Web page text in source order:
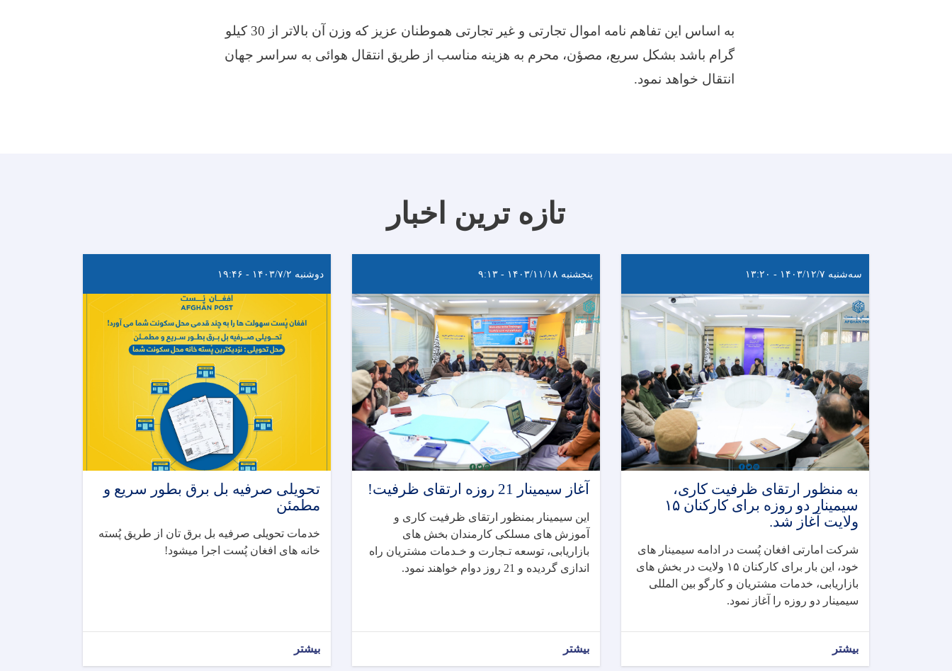
به اساس این تفاهم نامه اموال تجارتی و غیر تجارتی هموطنان عزیز که وزن آن بالاتر از 30 کیلو
گرام باشد بشکل سریع، مصؤن، محرم به هزینه مناسب از طریق انتقال هوائی به سراسر جهان
انتقال خواهد نمود.
تازه ترین اخبار
سه‌شنبه ۱۴۰۳/۱۲/۷ - ۱۳:۲۰
به منظور ارتقای ظرفیت کاری،
سیمینار دو روزه برای کارکنان ۱۵
ولایت آغاز شد.
شرکت امارتی افغان پُست در ادامه سیمینار های
خود، این بار برای کارکنان ۱۵ ولایت در بخش های
بازاریابی، خدمات مشتریان و کارگو بین المللی
سیمینار دو روزه را آغاز نمود.
بیشتر
پنجشنبه ۱۴۰۳/۱۱/۱۸ - ۹:۱۳
آغاز سیمینار 21 روزه ارتقای ظرفیت!
این سیمینار بمنظور ارتقای ظرفیت کاری و
آموزش های مسلکی کارمندان بخش های
بازاریابی، توسعه تـجارت و خـدمات مشتریان راه
اندازی گردیده و 21 روز دوام خواهند نمود.
بیشتر
دوشنبه ۱۴۰۳/۷/۲ - ۱۹:۴۶
تحویلی صرفیه بل برق بطور سریع و
مطمئن
خدمات تحویلی صرفیه بل برق تان از طریق پُسته
خانه های افغان پُست اجرا میشود!
بیشتر